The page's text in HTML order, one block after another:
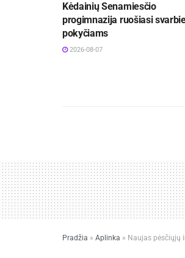
Kėdainių Senamiesčio
progimnazija ruošiasi
pokyčiams
2026-08-07
Pradžia » Aplinka » Naujas pėsčiųjų